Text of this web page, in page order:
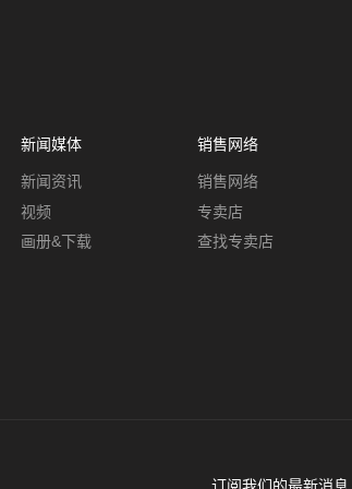
新闻媒体
新闻资讯
视频
画册&下载
销售网络
销售网络
专卖店
查找专卖店